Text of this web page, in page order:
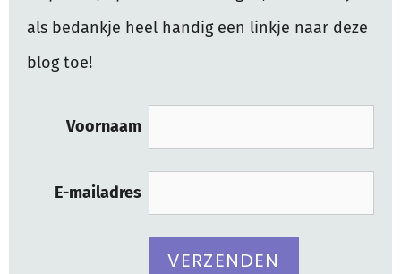
als bedankje heel handig een linkje naar deze
blog toe!
Voornaam
E-mailadres